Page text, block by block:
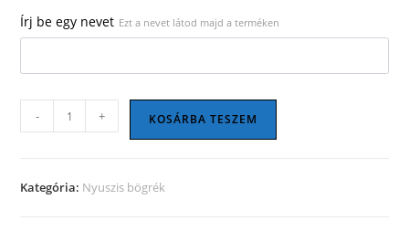
Írj be egy nevet Ezt a nevet látod majd a terméken
bögre10
- + KOSÁRBA TESZEM
Kategória: Nyuszis bögrék